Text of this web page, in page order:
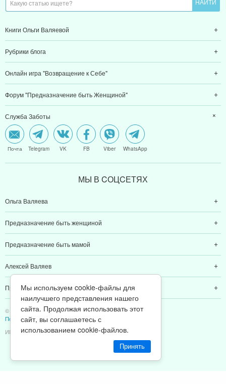
Книги Ольги Валяевой
Рубрики блога
Онлайн игра "Возвращение к Себе"
Форум "Предназначение быть Женщиной"
Служба Заботы
Почта Telegram VK FB Viber WhatsApp
МЫ В CОЦCЕТЯХ
Ольга Валяева
Предназначение быть женщиной
Предназначение быть мамой
Алексей Валяев
Предназначение быть папой
© 2011-2026 Предназначение быть Женщиной
Политика конфиденциальности
ИП Валяев А. В. | ИНН 380111808709
Мы используем cookie-файлы для
наилучшего представления нашего
сайта. Продолжая использовать этот
сайт, вы соглашаетесь с
использованием cookie-файлов.
Принять